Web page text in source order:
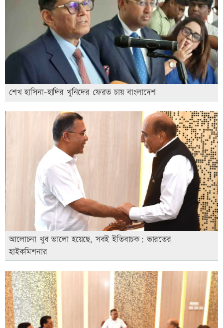
শেখ হাসিনা-হাদির খুনিদের ফেরত চায় বাংলাদেশ
আলোচনা খুব ভালো হয়েছে, সবই ইতিবাচক: ভারতের
হাইকমিশনার